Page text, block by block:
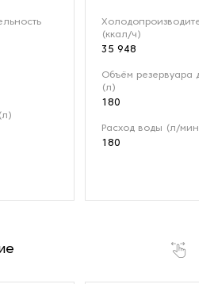
(ккал/ч)
35 948
Объём резервуара
(л)
180
Расход воды (л/мин)
180